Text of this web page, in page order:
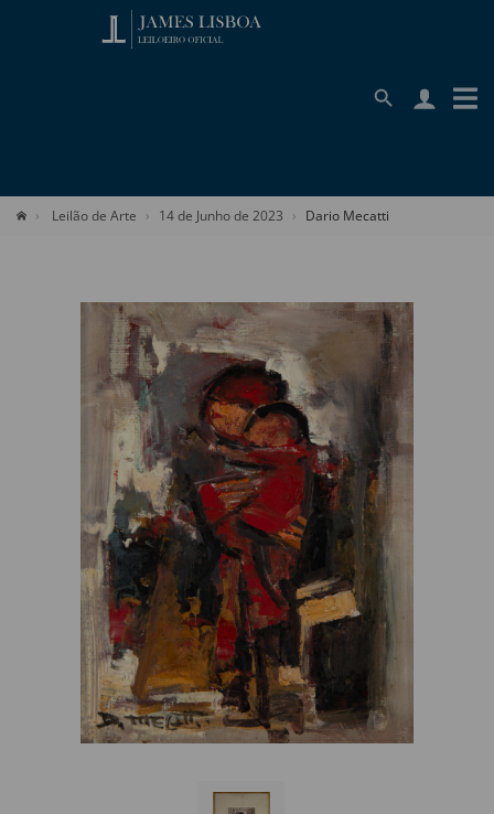
Leilão de Arte 14 de Junho de 2023 Dario Mecatti